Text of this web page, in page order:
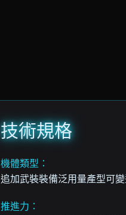
技術規格
機體類型：
追加武裝裝備泛用量產型可
推進力：